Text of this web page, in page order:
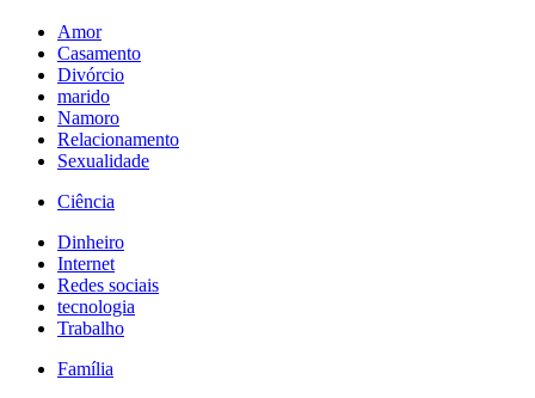
Amor
Casamento
Divórcio
marido
Namoro
Relacionamento
Sexualidade
Ciência
Dinheiro
Internet
Redes sociais
tecnologia
Trabalho
Família